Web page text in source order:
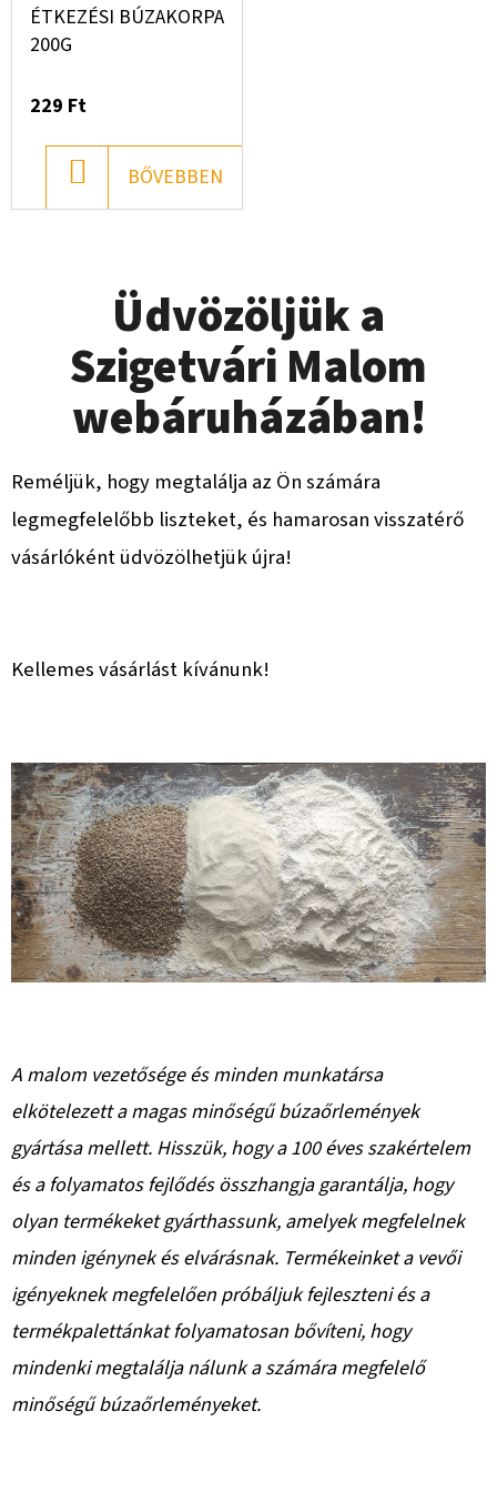
ÉTKEZÉSI BÚZAKORPA
200G
229 Ft
KOSÁRBA
BŐVEBBEN
Üdvözöljük a
Szigetvári Malom
webáruházában!
Reméljük, hogy megtalálja az Ön számára
legmegfelelőbb liszteket, és hamarosan visszatérő
vásárlóként üdvözölhetjük újra!
Kellemes vásárlást kívánunk!
A malom vezetősége és minden munkatársa
elkötelezett a magas minőségű búzaőrlemények
gyártása mellett. Hisszük, hogy a 100 éves szakértelem
és a folyamatos fejlődés összhangja garantálja, hogy
olyan termékeket gyárthassunk, amelyek megfelelnek
minden igénynek és elvárásnak. Termékeinket a vevői
igényeknek megfelelően próbáljuk fejleszteni és a
termékpalettánkat folyamatosan bővíteni, hogy
mindenki megtalálja nálunk a számára megfelelő
minőségű búzaőrleményeket.